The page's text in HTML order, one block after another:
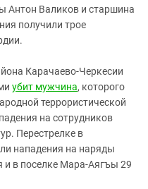
Антон Валиков и старшина
получили трое
Карачаево-Черкесии
убит мужчина, которого
террористической
на сотрудников
Перестрелке в
нападения на наряды
и в поселке Мара-Аягъы 29